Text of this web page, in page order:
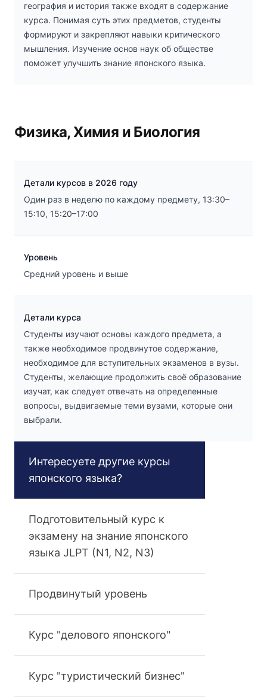
география и история также входят в содержание
курса. Понимая суть этих предметов, студенты
формируют и закрепляют навыки критического
мышления. Изучение основ наук об обществе
поможет улучшить знание японского языка.
Физика, Химия и Биология
Детали курсов в 2026 году
Один раз в неделю по каждому предмету, 13:30–
15:10, 15:20–17:00
Уровень
Средний уровень и выше
Детали курса
Студенты изучают основы каждого предмета, а
также необходимое продвинутое содержание,
необходимое для вступительных экзаменов в вузы.
Студенты, желающие продолжить своё образование
изучат, как следует отвечать на определенные
вопросы, выдвигаемые теми вузами, которые они
выбрали.
Интересуете другие курсы
японского языка?
Подготовительный курс к
экзамену на знание японского
языка JLPT (N1, N2, N3)
Продвинутый уровень
Курс "делового японского"
Курс "туристический бизнес"